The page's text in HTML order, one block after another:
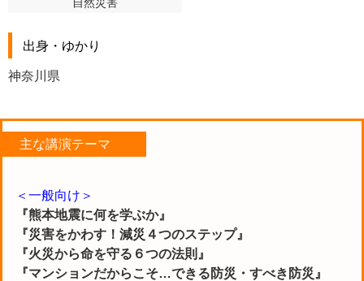
自然災害
出身・ゆかり
神奈川県
主な講演テーマ
＜一般向け＞
『熊本地震に何を学ぶか』
『災害をかわす！減災４つのステップ』
『火災から命を守る６つの法則』
『マンションだからこそ…できる防災・すべき防災』